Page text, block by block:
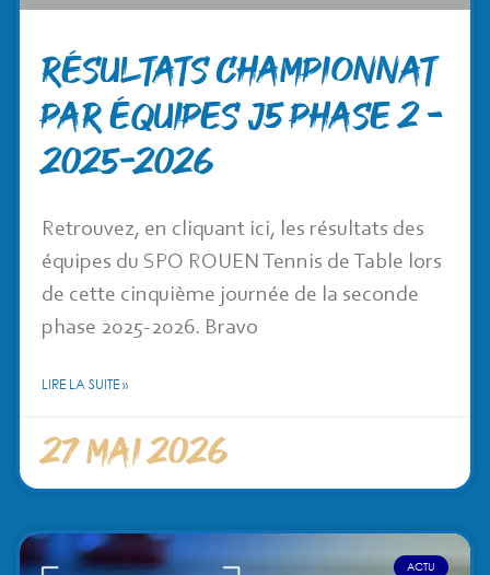
RÉSULTATS CHAMPIONNAT
PAR ÉQUIPES J5 PHASE 2 –
2025-2026
Retrouvez, en cliquant ici, les résultats des
équipes du SPO ROUEN Tennis de Table lors
de cette cinquième journée de la seconde
phase 2025-2026. Bravo
LIRE LA SUITE »
27 mai 2026
ACTU